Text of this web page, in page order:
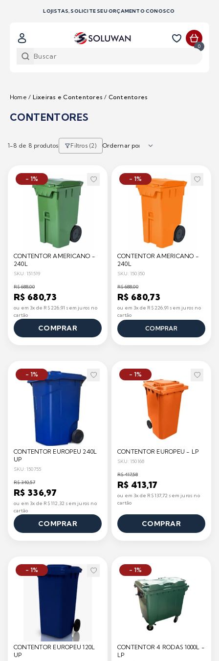
LOJISTAS, SOLICITE SEU ORÇAMENTO CONOSCO
0
Home / Lixeiras e Contentores / Contentores
CONTENTORES
1-8 de 8 produtos Filtros (2)
- 1%
CONTENTOR AMERICANO -
240L
SKU: 151519
R$ 688,00
R$ 680,73
ou em 3x de R$ 226,91 sem juros no
cartão
COMPRAR
- 1%
CONTENTOR AMERICANO -
240L
SKU: 150350
R$ 688,00
R$ 680,73
ou em 3x de R$ 226,91 sem juros no
cartão
COMPRAR
- 1%
CONTENTOR EUROPEU 240L
UP
SKU: 150755
R$ 340,57
R$ 336,97
ou em 3x de R$ 112,32 sem juros no
cartão
COMPRAR
- 1%
CONTENTOR EUROPEU - LP
SKU: 150168
R$ 417,58
R$ 413,17
ou em 3x de R$ 137,72 sem juros no
cartão
COMPRAR
- 1%
CONTENTOR EUROPEU 120L
UP
- 1%
CONTENTOR 4 RODAS 1000L -
LP